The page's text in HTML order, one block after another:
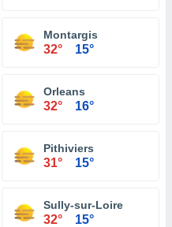
Montargis
32° 15°
Orleans
32° 16°
Pithiviers
31° 15°
Sully-sur-Loire
32° 15°